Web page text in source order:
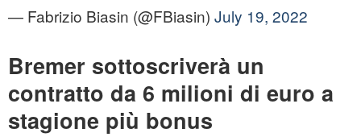
— Fabrizio Biasin (@FBiasin) July 19, 2022
Bremer sottoscriverà un
contratto da 6 milioni di euro a
stagione più bonus